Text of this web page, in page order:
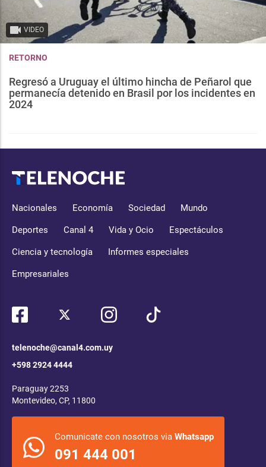
VIDEO
RETORNO
Regresó a Uruguay el último hincha de Peñarol que
permanecía detenido en Brasil por los incidentes en
2024
Nacionales Economía Sociedad Mundo
Deportes Canal 4 Vida y Ocio Espectáculos
Ciencia y tecnología Informes especiales
Empresariales
telenoche@canal4.com.uy
+598 2924 4444
Paraguay 2253
Montevideo, CP, 11800
Comunicate con nosotros via Whatsapp
091 444 001